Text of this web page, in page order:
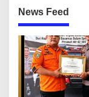
News Feed